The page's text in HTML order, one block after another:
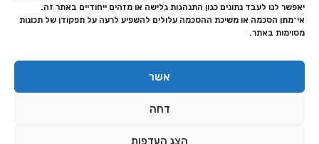
יאפשר לנו לעבד נתונים כגון התנהגות גלישה או מזהים ייחודיים באתר זה.
אי־מתן הסכמה או משיכת ההסכמה עלולים להשפיע לרעה על תפקודן של תכונות
מסוימות באתר.
אשר
דחה
הצג העדפות
מעבדת תיקונים
הצהרת נגישות
מדיניות פרטיות
מדיניות החזרות והחזרים